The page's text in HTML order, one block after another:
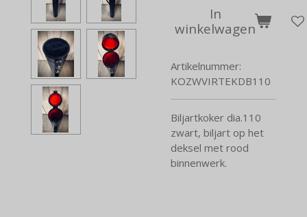
In
winkelwagen
Artikelnummer:
KOZWVIRTEKDB110
Biljartkoker dia.110
zwart, biljart op het
deksel met rood
binnenwerk.